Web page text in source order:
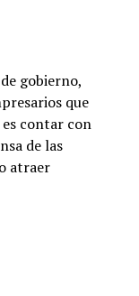
gobierno,
que
contar con
de las
atraer